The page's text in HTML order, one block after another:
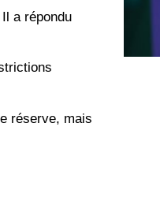
a répondu
réserve, mais